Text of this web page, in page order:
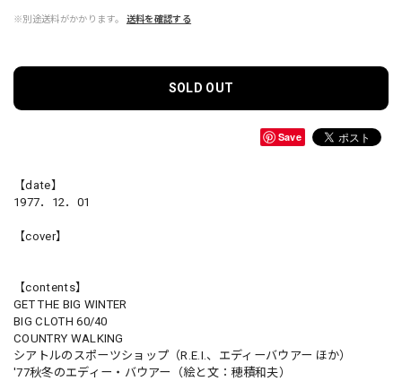
※別途送料がかかります。 送料を確認する
SOLD OUT
Save
【date】
1977．12．01
【cover】
【contents】
GET THE BIG WINTER
BIG CLOTH 60/40
COUNTRY WALKING
シアトルのスポーツショップ（R.E.I.、エディーバウアー ほか）
'77秋冬のエディー・バウアー（絵と文：穂積和夫）